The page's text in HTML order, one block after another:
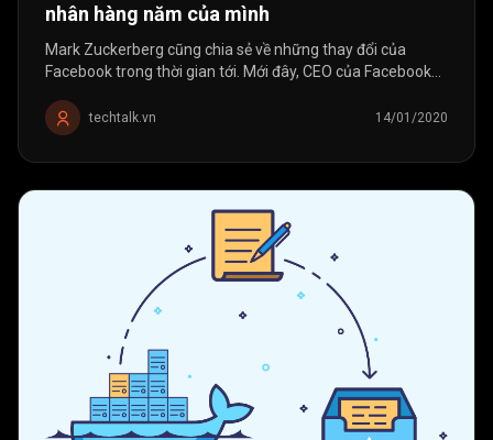
nhân hàng năm của mình
Mark Zuckerberg cũng chia sẻ về những thay đổi của
Facebook trong thời gian tới. Mới đây, CEO của Facebook
cho bản thân mình nữa. Thay...
techtalk.vn 14/01/2020